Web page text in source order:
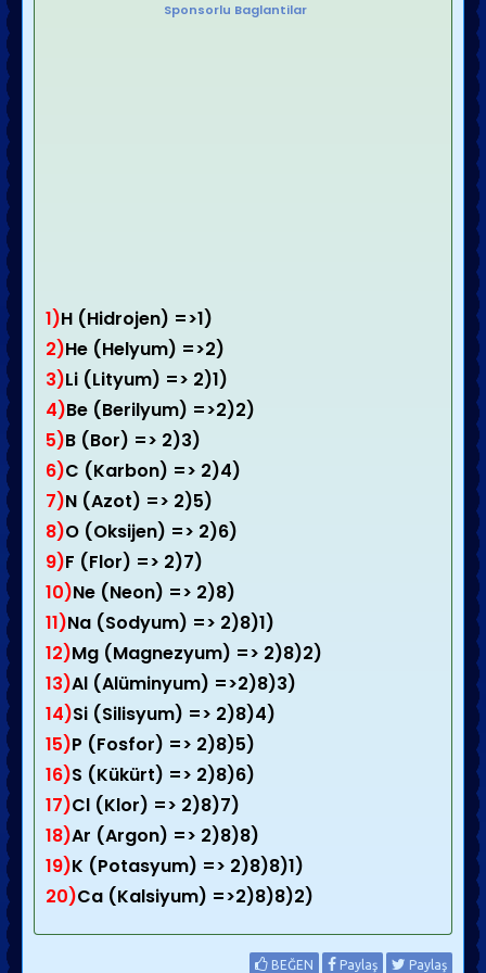
Sponsorlu Baglantilar
1)H (Hidrojen) =>1)
2)He (Helyum) =>2)
3)Li (Lityum) => 2)1)
4)Be (Berilyum) =>2)2)
5)B (Bor) => 2)3)
6)C (Karbon) => 2)4)
7)N (Azot) => 2)5)
8)O (Oksijen) => 2)6)
9)F (Flor) => 2)7)
10)Ne (Neon) => 2)8)
11)Na (Sodyum) => 2)8)1)
12)Mg (Magnezyum) => 2)8)2)
13)Al (Alüminyum) =>2)8)3)
14)Si (Silisyum) => 2)8)4)
15)P (Fosfor) => 2)8)5)
16)S (Kükürt) => 2)8)6)
17)Cl (Klor) => 2)8)7)
18)Ar (Argon) => 2)8)8)
19)K (Potasyum) => 2)8)8)1)
20)Ca (Kalsiyum) =>2)8)8)2)
BEĞEN Paylaş Paylaş